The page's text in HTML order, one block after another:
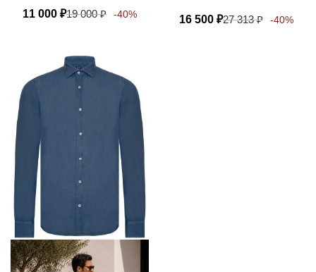
11 000 ₽19 000₽ -40%
FIRENZE ROSSO
16 500 ₽27 313₽ -40%